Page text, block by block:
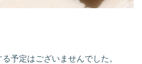
予定はございませんでした。